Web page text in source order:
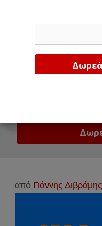
από Γιάννης Διβράμης